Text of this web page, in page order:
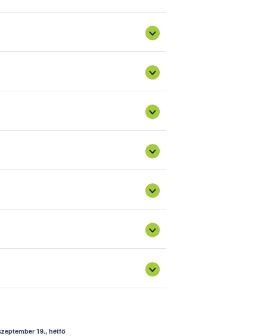
new-partnership/future-
kellett volna hatályba lépnie, azonban
február 1-igmeghosszabbításra
folytatódik.
2021- január 1-től harmadik
szereplőkké válnak, a korábbi
lánc szereplőt fognak érinteni, illetve
A témában számos hasznos
19., hétfő